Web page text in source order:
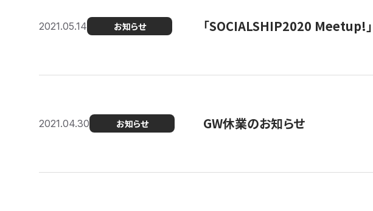
2021.05.14 お知らせ 「SOCIALSHIP2020 Meetup!」
2021.04.30 お知らせ GW休業のお知らせ